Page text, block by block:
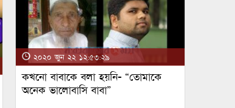
২০২০ জুন ২২ ১২:৫৩:২৯
কখনো বাবাকে বলা হয়নি- “তোমাকে
অনেক ভালোবাসি বাবা”